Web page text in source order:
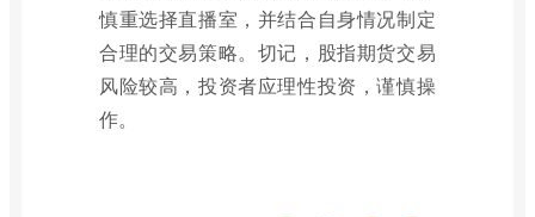
慎重选择直播室，并结合自身情况制定
合理的交易策略。切记，股指期货交易
风险较高，投资者应理性投资，谨慎操
作。